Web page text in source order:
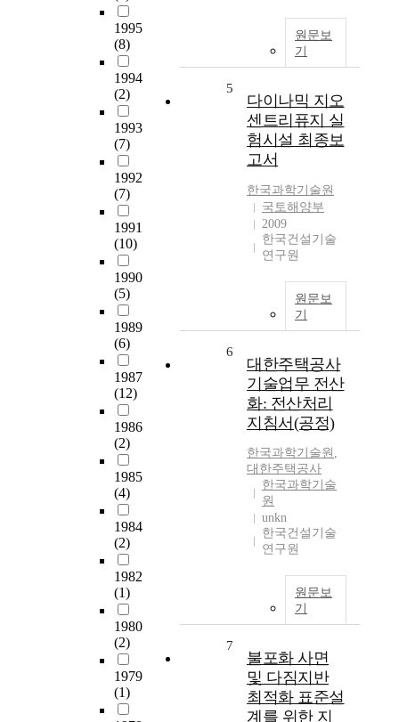
1995
(8)
1994
(2)
1993
(7)
1992
(7)
1991
(10)
1990
(5)
1989
(6)
1987
(12)
1986
(2)
1985
(4)
1984
(2)
1982
(1)
1980
(2)
1979
(1)
원문보
기
5
다이나믹 지오
센트리퓨지 실
험시설 최종보
고서
한국과학기술원
국토해양부
2009
한국건설기술
연구원
원문보
기
6
대한주택공사
기술업무 전산
화: 전산처리
지침서(공정)
한국과학기술원 ,
대한주택공사
한국과학기술
원
unkn
한국건설기술
연구원
원문보
기
7
불포화 사면
및 다짐지반
최적화 표준설
계를 위한 지